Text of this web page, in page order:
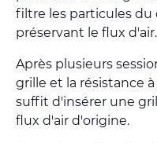
filtre les particules
préservant le flux d'air.
Après plusieurs
grille et la résistance
suffit d'insérer une
flux d'air d'origine.